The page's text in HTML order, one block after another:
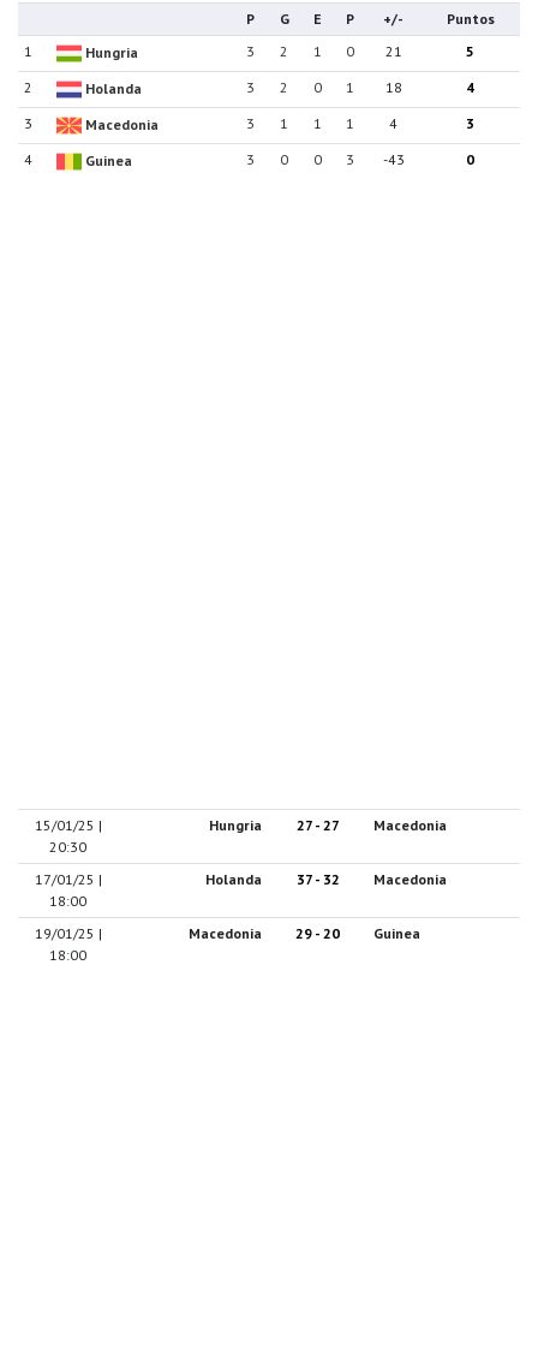
P G E P +/-
Puntos
1
Hungria 3 2 1 0 21
5
2
Holanda 3 2 0 1 18
4
3
Macedonia 3 1 1 1 4
3
4
Guinea 3 0 0 3 -43 0
15/01/25 |
20:30
Hungria 27 - 27 Macedonia
17/01/25 |
18:00
Holanda 37 - 32 Macedonia
19/01/25 |
18:00
Macedonia 29 - 20 Guinea